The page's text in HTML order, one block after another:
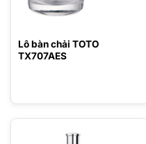
Lô bàn chải TOTO
TX707AES